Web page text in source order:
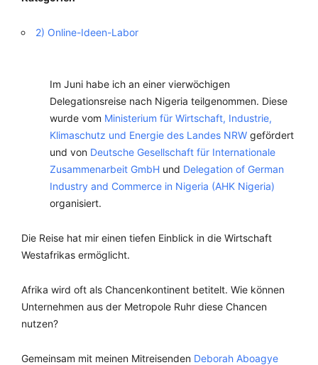
2) Online-Ideen-Labor
Im Juni habe ich an einer vierwöchigen
Delegationsreise nach Nigeria teilgenommen. Diese
wurde vom Ministerium für Wirtschaft, Industrie,
Klimaschutz und Energie des Landes NRW gefördert
und von Deutsche Gesellschaft für Internationale
Zusammenarbeit GmbH und Delegation of German
Industry and Commerce in Nigeria (AHK Nigeria)
organisiert.
Die Reise hat mir einen tiefen Einblick in die Wirtschaft
Westafrikas ermöglicht.
Afrika wird oft als Chancenkontinent betitelt. Wie können
Unternehmen aus der Metropole Ruhr diese Chancen
nutzen?
Gemeinsam mit meinen Mitreisenden Deborah Aboagye